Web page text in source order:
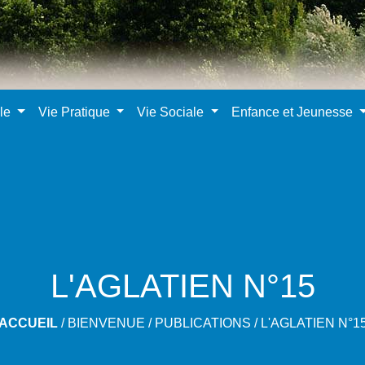
Vie Pratique Vie Sociale Enfance et Jeunesse
L'AGLATIEN N°15
/ BIENVENUE / PUBLICATIONS / L'AGLATIEN